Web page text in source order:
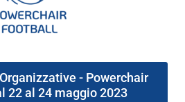
- Powerchair
22 al 24 maggio 2023